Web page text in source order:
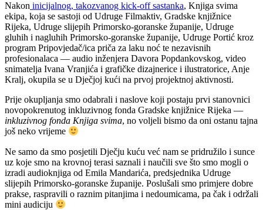
Nakon inicijalnog, takozvanog kick-off sastanka, Knjiga svima
ekipa, koja se sastoji od Udruge Filmaktiv, Gradske knjižnice
Rijeka, Udruge slijepih Primorsko-goranske županije, Udruge
gluhih i nagluhih Primorsko-goranske županije, Udruge Portić kroz
program Pripovjedač/ica priča za laku noć te nezavisnih
profesionalaca — audio inženjera Davora Popdankovskog, video
snimatelja Ivana Vranjića i grafičke dizajnerice i ilustratorice, Anje
Kralj, okupila se u Dječjoj kući na prvoj projektnoj aktivnosti.
Prije okupljanja smo odabrali i naslove koji postaju prvi stanovnici
novopokrenutog inkluzivnog fonda Gradske knjižnice Rijeka —
inkluzivnog fonda Knjiga svima, no voljeli bismo da oni ostanu tajna
još neko vrijeme
Ne samo da smo posjetili Dječju kuću već nam se pridružilo i sunce
uz koje smo na krovnoj terasi saznali i naučili sve što smo mogli o
izradi audioknjiga od Emila Mandarića, predsjednika Udruge
slijepih Primorsko-goranske županije. Poslušali smo primjere dobre
prakse, raspravili o raznim pitanjima i nedoumicama, pa čak i održali
mini audiciju